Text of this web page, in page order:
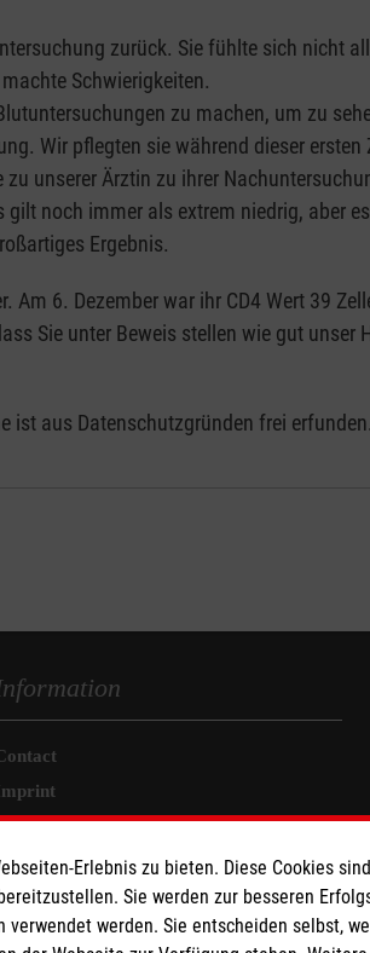
zurück. Sie fühlte sich nicht
Schwierigkeiten.
zu machen, um zu
Wir pflegten sie während dieser
unserer Ärztin zu ihrer
noch immer als extrem niedrig, aber
Ergebnis.
Am 6. Dezember war ihr CD4 Wert 39
Sie unter Beweis stellen wie gut
ist aus Datenschutzgründen frei erfunden.
protection
Erlebnis zu bieten. Diese Cookies
Sie werden zur besseren
werden. Sie entscheiden selbst,